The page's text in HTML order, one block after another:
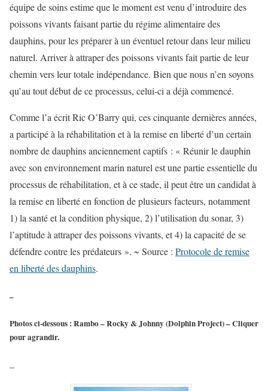
équipe de soins estime que le moment est venu d’introduire des
poissons vivants faisant partie du régime alimentaire des
dauphins, pour les préparer à un éventuel retour dans leur milieu
naturel. Arriver à attraper des poissons vivants fait partie de leur
chemin vers leur totale indépendance. Bien que nous n’en soyons
qu’au tout début de ce processus, celui-ci a déjà commencé.
Comme l’a écrit Ric O’Barry qui, ces cinquante dernières années,
a participé à la réhabilitation et à la remise en liberté d’un certain
nombre de dauphins anciennement captifs : « Réunir le dauphin
avec son environnement marin naturel est une partie essentielle du
processus de réhabilitation, et à ce stade, il peut être un candidat à
la remise en liberté en fonction de plusieurs facteurs, notamment
1) la santé et la condition physique, 2) l’utilisation du sonar, 3)
l’aptitude à attraper des poissons vivants, et 4) la capacité de se
défendre contre les prédateurs ». ~ Source : Protocole de remise
en liberté des dauphins.
–
Photos ci-dessous : Rambo – Rocky & Johnny (Dolphin Project) – Cliquer
pour agrandir.
–